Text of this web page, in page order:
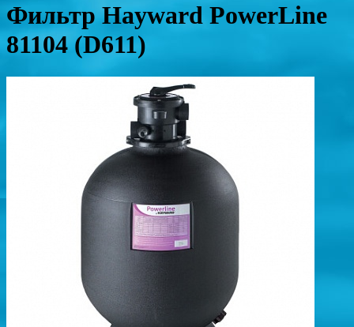
Фильтр Hayward PowerLine
81104 (D611)